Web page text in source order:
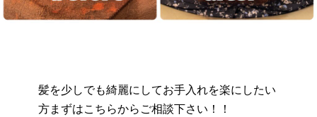
髪を少しでも綺麗にしてお手入れを楽にしたい
方まずはこちらからご相談下さい！！